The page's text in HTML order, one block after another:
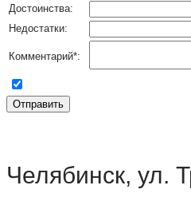
Достоинства:
Недостатки:
Комментарий*:
Челябинск, ул.